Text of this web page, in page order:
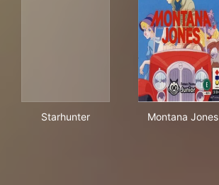
Starhunter Montana Jones